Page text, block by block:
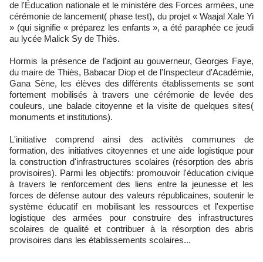
de l'Éducation nationale et le ministère des Forces armées, une
cérémonie de lancement( phase test), du projet « Waajal Xale Yi
» (qui signifie « préparez les enfants », a été paraphée ce jeudi
au lycée Malick Sy de Thiès.
Hormis la présence de l'adjoint au gouverneur, Georges Faye,
du maire de Thiès, Babacar Diop et de l'Inspecteur d'Académie,
Gana Sène, les élèves des différents établissements se sont
fortement mobilisés à travers une cérémonie de levée des
couleurs, une balade citoyenne et la visite de quelques sites(
monuments et institutions).
L'initiative comprend ainsi des activités communes de
formation, des initiatives citoyennes et une aide logistique pour
la construction d'infrastructures scolaires (résorption des abris
provisoires). Parmi les objectifs: promouvoir l'éducation civique
à travers le renforcement des liens entre la jeunesse et les
forces de défense autour des valeurs républicaines, soutenir le
système éducatif en mobilisant les ressources et l'expertise
logistique des armées pour construire des infrastructures
scolaires de qualité et contribuer à la résorption des abris
provisoires dans les établissements scolaires...